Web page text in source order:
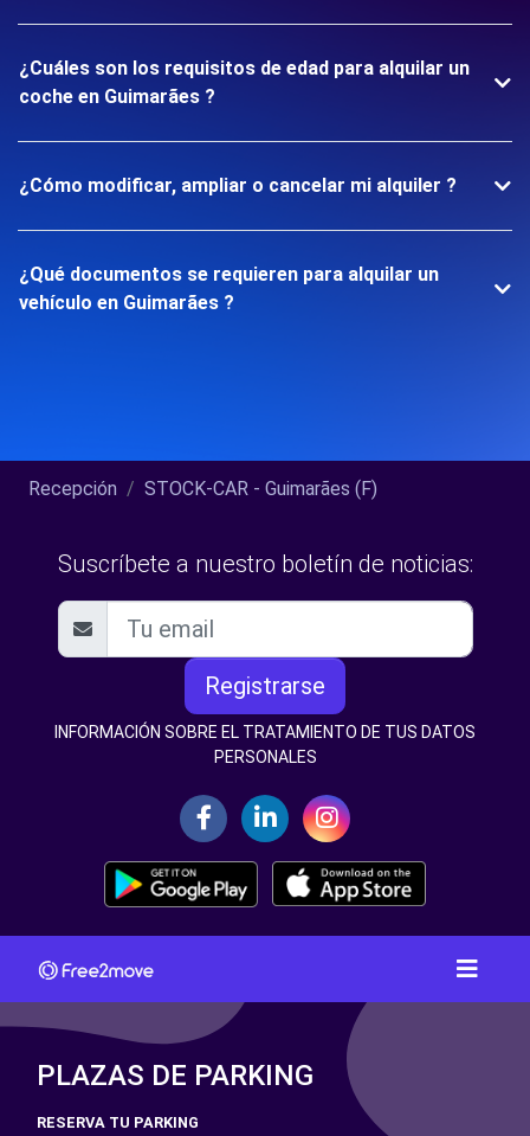
¿Cuáles son los requisitos de edad para alquilar un
coche en Guimarães ?
¿Cómo modificar, ampliar o cancelar mi alquiler ?
¿Qué documentos se requieren para alquilar un
vehículo en Guimarães ?
Recepción STOCK-CAR - Guimarães (F)
Suscríbete a nuestro boletín de noticias:
Registrarse
INFORMACIÓN SOBRE EL TRATAMIENTO DE TUS DATOS
PERSONALES
PLAZAS DE PARKING
RESERVA TU PARKING